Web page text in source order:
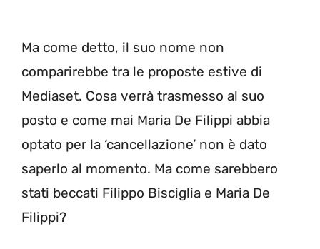
Ma come detto, il suo nome non
comparirebbe tra le proposte estive di
Mediaset. Cosa verrà trasmesso al suo
posto e come mai Maria De Filippi abbia
optato per la ‘cancellazione’ non è dato
saperlo al momento. Ma come sarebbero
stati beccati Filippo Bisciglia e Maria De
Filippi?